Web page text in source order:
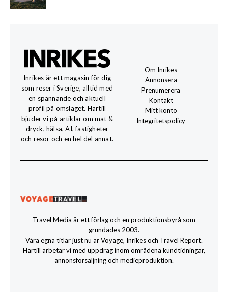
Inrikes är ett magasin för dig
som reser i Sverige, alltid med
en spännande och aktuell
profil på omslaget. Härtill
bjuder vi på artiklar om mat &
dryck, hälsa, AI, fastigheter
och resor och en hel del annat.
Om Inrikes
Annonsera
Prenumerera
Kontakt
Mitt konto
Integritetspolicy
Travel Media är ett förlag och en produktionsbyrå som
grundades 2003.
Våra egna titlar just nu är Voyage, Inrikes och Travel Report.
Härtill arbetar vi med uppdrag inom områdena kundtidningar,
annonsförsäljning och medieproduktion.